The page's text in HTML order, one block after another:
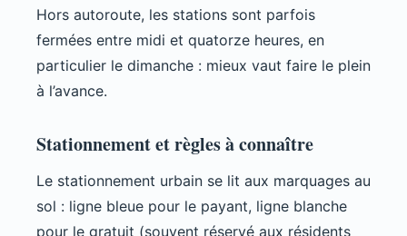
Hors autoroute, les stations sont parfois
fermées entre midi et quatorze heures, en
particulier le dimanche : mieux vaut faire le plein
à l’avance.
Stationnement et règles à connaître
Le stationnement urbain se lit aux marquages au
sol : ligne bleue pour le payant, ligne blanche
pour le gratuit (souvent réservé aux résidents